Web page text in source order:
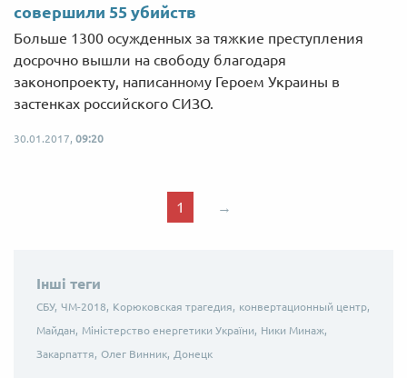
совершили 55 убийств
Больше 1300 осужденных за тяжкие преступления
досрочно вышли на свободу благодаря
законопроекту, написанному Героем Украины в
застенках российского СИЗО.
30.01.2017, 09:20
1 →
Інші теги
СБУ, ЧМ-2018, Корюковская трагедия,
конвертационный центр,
Майдан,
Міністерство енергетики України,
Ники Минаж,
Закарпаття,
Олег Винник, Донецк